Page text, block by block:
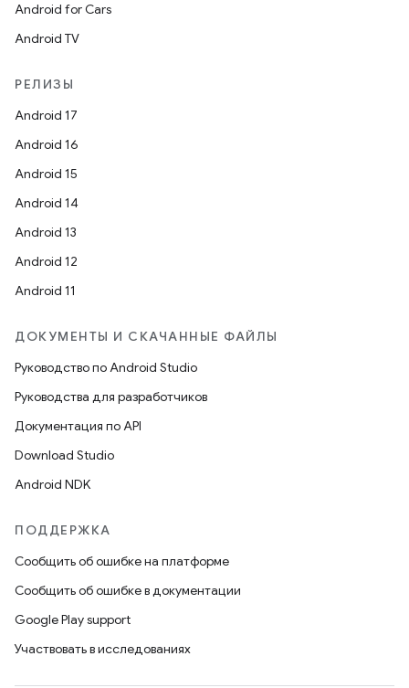
Android for Cars
Android TV
РЕЛИЗЫ
Android 17
Android 16
Android 15
Android 14
Android 13
Android 12
Android 11
ДОКУМЕНТЫ И СКАЧАННЫЕ ФАЙЛЫ
Руководство по Android Studio
Руководства для разработчиков
Документация по API
Download Studio
Android NDK
ПОДДЕРЖКА
Сообщить об ошибке на платформе
Сообщить об ошибке в документации
Google Play support
Участвовать в исследованиях